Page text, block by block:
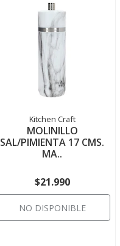
Kitchen Craft
MOLINILLO
SAL/PIMIENTA 17 CMS.
MA..
$21.990
NO DISPONIBLE